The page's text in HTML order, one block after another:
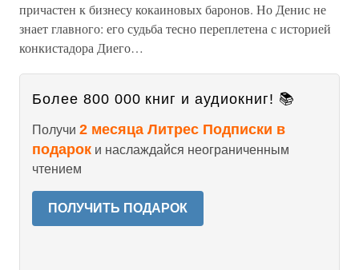
причастен к бизнесу кокаиновых баронов. Но Денис не
знает главного: его судьба тесно переплетена с историей
конкистадора Диего…
Более 800 000 книг и аудиокниг! 📚
Получи 2 месяца Литрес Подписки в
подарок и наслаждайся неограниченным
чтением
ПОЛУЧИТЬ ПОДАРОК